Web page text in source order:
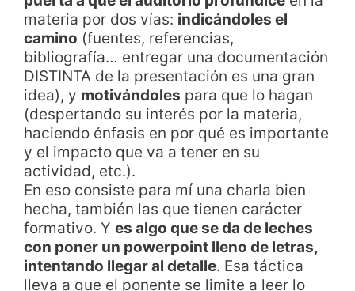
materia por dos vías: indicándoles el
camino (fuentes, referencias,
bibliografía… entregar una documentación
DISTINTA de la presentación es una gran
idea), y motivándoles para que lo hagan
(despertando su interés por la materia,
haciendo énfasis en por qué es importante
y el impacto que va a tener en su
actividad, etc.).
En eso consiste para mí una charla bien
hecha, también las que tienen carácter
formativo. Y es algo que se da de leches
con poner un powerpoint lleno de letras,
intentando llegar al detalle. Esa táctica
lleva a que el ponente se limite a leer lo